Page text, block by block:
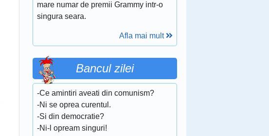
mare numar de premii Grammy intr-o
singura seara.
Afla mai mult
Bancul zilei
-Ce amintiri aveati din comunism?
-Ni se oprea curentul.
-Si din democratie?
-Ni-l opream singuri!